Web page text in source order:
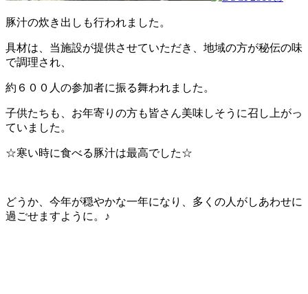
豚汁の炊き出しも行われました。
具材は、当施設が提供させていただき、地域の方が秘伝の味
で調理され、
約６００人の参加者に振る舞われました。
子供たちも、お年寄りの方も皆さん美味しそうに召し上がっ
ていました。
☆寒い時に食べる豚汁は最高でした☆
どうか、今年が穏やかな一年になり、多くの人がしあわせに
過ごせますように。♪